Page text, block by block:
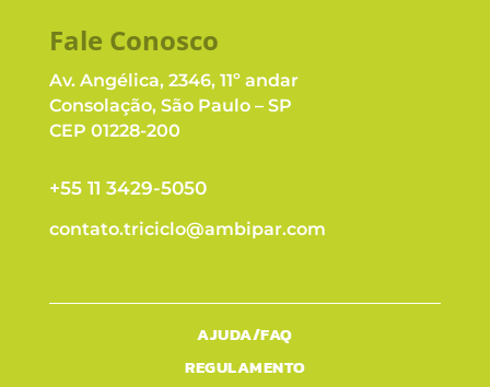
Fale Conosco
Av. Angélica, 2346, 11º andar
Consolação, São Paulo – SP
CEP 01228-200
+55 11 3429-5050
contato.triciclo@ambipar.com
AJUDA/FAQ
REGULAMENTO